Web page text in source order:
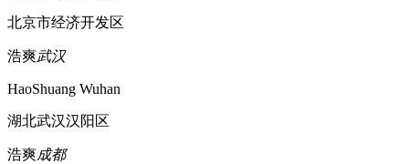
北京市经济开发区
浩爽武汉
HaoShuang Wuhan
湖北武汉汉阳区
浩爽成都